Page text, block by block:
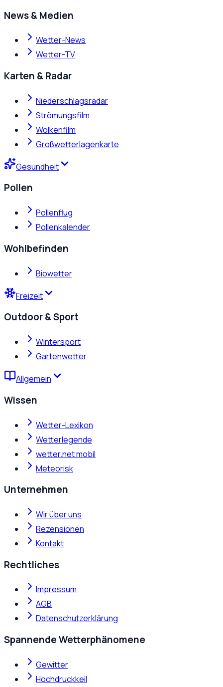
News & Medien
Wetter-News
Wetter-TV
Karten & Radar
Niederschlagsradar
Strömungsfilm
Wolkenfilm
Großwetterlagenkarte
Gesundheit
Pollen
Pollenflug
Pollenkalender
Wohlbefinden
Biowetter
Freizeit
Outdoor & Sport
Wintersport
Gartenwetter
Allgemein
Wissen
Wetter-Lexikon
Wetterlegende
wetter.net mobil
Meteorisk
Unternehmen
Wir über uns
Rezensionen
Kontakt
Rechtliches
Impressum
AGB
Datenschutzerklärung
Spannende Wetterphänomene
Gewitter
Hochdruckkeil